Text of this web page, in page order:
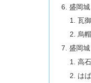
盛岡
瓦
烏
盛岡
高
は